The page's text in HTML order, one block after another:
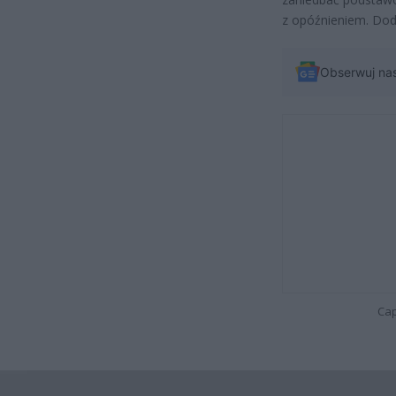
z opóźnieniem.
Obserwuj